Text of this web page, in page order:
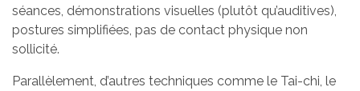
séances, démonstrations visuelles (plutôt qu’auditives),
postures simplifiées, pas de contact physique non
sollicité.
Parallèlement, d’autres techniques comme le Tai-chi, le